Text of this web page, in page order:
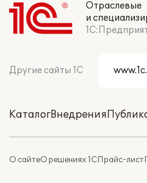
Отраслевые
и
Другие сайты 1С
КаталогВнедрения
О сайтеО решениях 1СПрайс-лист